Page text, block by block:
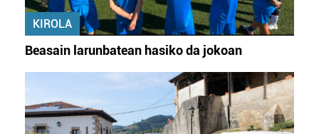
Webgune honek cookie propioak eta hirugarrenen cookie-
fitxategiak erabiltzen ditu. Zure esperientzia eta
zerbitzuak hobetzeko asmoz, cookie teknologiaz
baliatzen gara. Ohar hau onartuz gero, teknologia hori
erabiltzeko baimen esplizitua ematen diguzu.Gehiago
irakurri
KIROLA
Beasain larunbatean hasiko da jokoan